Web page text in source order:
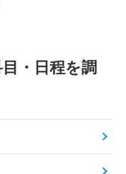
・日程を調